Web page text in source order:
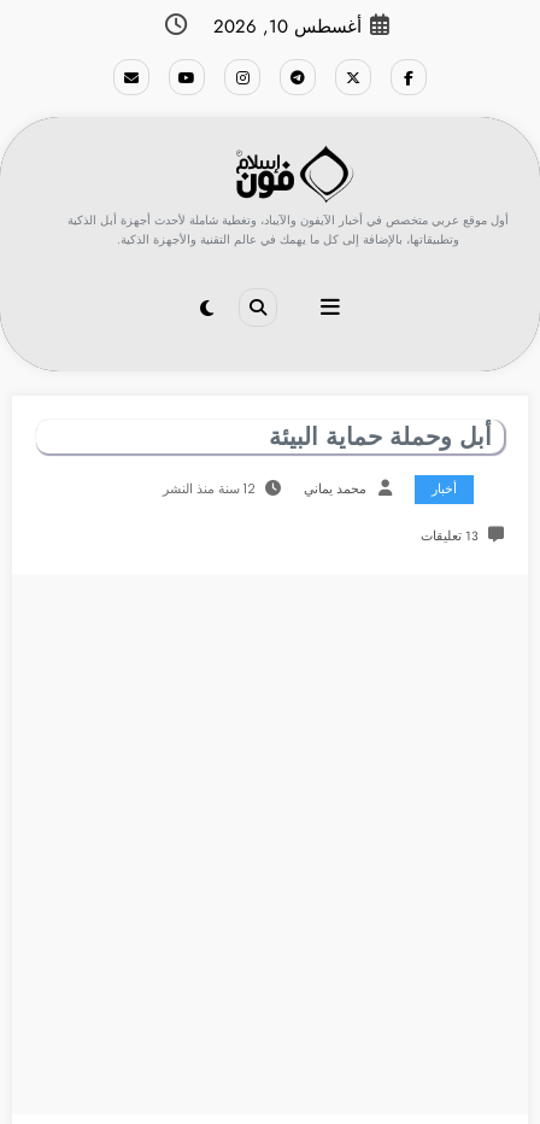
أغسطس 10, 2026
أول موقع عربي متخصص في أخبار الآيفون والآيباد، وتغطية شاملة لأحدث أجهزة أبل الذكية
وتطبيقاتها، بالإضافة إلى كل ما يهمك في عالم التقنية والأجهزة الذكية.
أبل وحملة حماية البيئة
أخبار محمد يماني 12 سنة منذ النشر
13 تعليقات